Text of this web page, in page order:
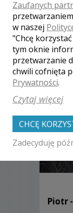
Piotr
Zaufanych
w naszej
"Chcę
tym oknie
przetwarzanie
chwili cofnięta
Prywatności.
Czytaj więcej
CHCĘ
Zadecyduję